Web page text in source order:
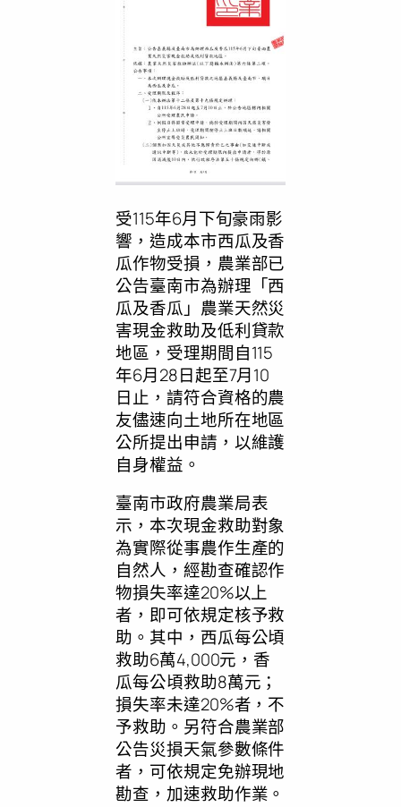
受115年6月下旬豪雨影
響，造成本市西瓜及香
瓜作物受損，農業部已
公告臺南市為辦理「西
瓜及香瓜」農業天然災
害現金救助及低利貸款
地區，受理期間自115
年6月28日起至7月10
日止，請符合資格的農
友儘速向土地所在地區
公所提出申請，以維護
自身權益。
臺南市政府農業局表
示，本次現金救助對象
為實際從事農作生產的
自然人，經勘查確認作
物損失率達20%以上
者，即可依規定核予救
助。其中，西瓜每公頃
救助6萬4,000元，香
瓜每公頃救助8萬元；
損失率未達20%者，不
予救助。另符合農業部
公告災損天氣參數條件
者，可依規定免辦現地
勘查，加速救助作業。